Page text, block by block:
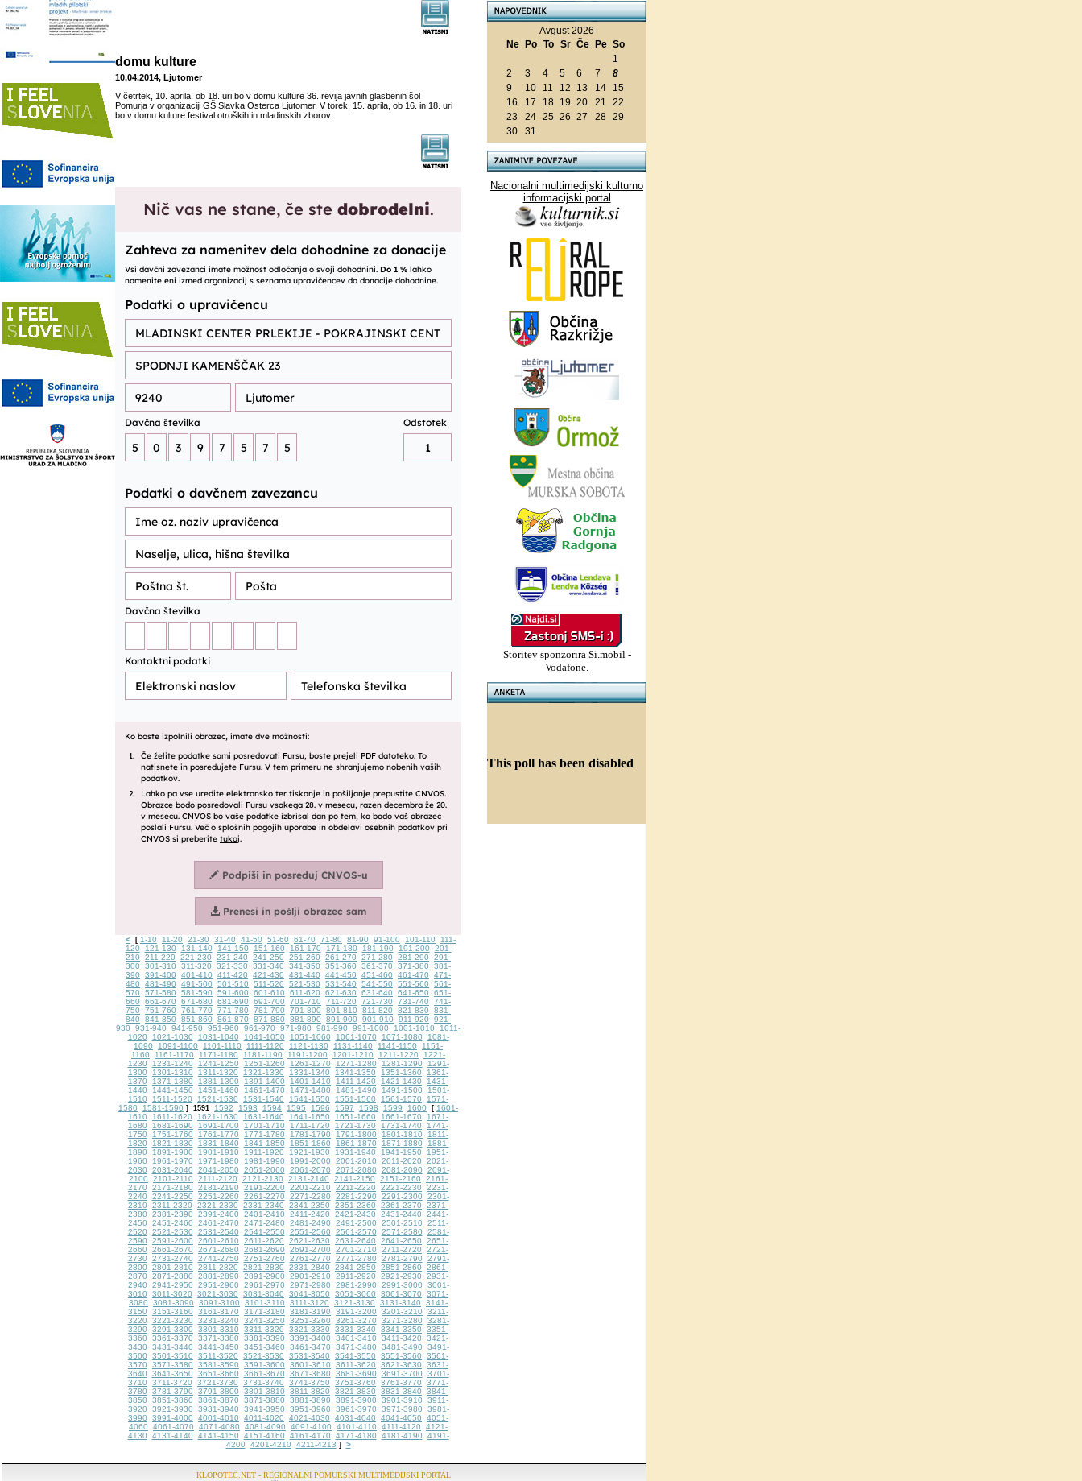
domu kulture
10.04.2014, Ljutomer
V četrtek, 10. aprila, ob 18. uri bo v domu kulture 36. revija javnih glasbenih šol
Pomurja v organizaciji GŠ Slavka Osterca Ljutomer. V torek, 15. aprila, ob 16. in 18. uri
bo v domu kulture festival otroških in mladinskih zborov.
< [ 1-10 11-20 21-30 31-40 41-50 51-60 61-70 71-80 81-90 91-100 101-110
111-
120
121-130 131-140 141-150 151-160 161-170 171-180 181-190 191-200
201-
210
211-220 221-230 231-240 241-250 251-260 261-270 271-280 281-290
291-
300
301-310 311-320 321-330 331-340 341-350 351-360 361-370 371-380
381-
390
391-400 401-410 411-420 421-430 431-440 441-450 451-460 461-470
471-
480
481-490 491-500 501-510 511-520 521-530 531-540 541-550 551-560
561-
570
571-580 581-590 591-600 601-610 611-620 621-630 631-640 641-650
651-
660
661-670 671-680 681-690 691-700 701-710 711-720 721-730 731-740
741-
750
751-760 761-770 771-780 781-790 791-800 801-810 811-820 821-830
831-
840
841-850 851-860 861-870 871-880 881-890 891-900 901-910 911-920
921-
930
931-940 941-950 951-960 961-970 971-980 981-990 991-1000 1001-1010
1011-
1020
1021-1030 1031-1040 1041-1050 1051-1060 1061-1070 1071-1080
1081-
1090
1091-1100 1101-1110 1111-1120 1121-1130 1131-1140 1141-1150
1151-
1160
1161-1170 1171-1180 1181-1190 1191-1200 1201-1210 1211-1220
1221-
1230
1231-1240 1241-1250 1251-1260 1261-1270 1271-1280 1281-1290
1291-
1300
1301-1310 1311-1320 1321-1330 1331-1340 1341-1350 1351-1360
1361-
1370
1371-1380 1381-1390 1391-1400 1401-1410 1411-1420 1421-1430
1431-
1440
1441-1450 1451-1460 1461-1470 1471-1480 1481-1490 1491-1500
1501-
1510
1511-1520 1521-1530 1531-1540 1541-1550 1551-1560 1561-1570
1571-
1580
1581-1590 ] 1591 1592 1593 1594 1595 1596 1597 1598 1599 1600 [ 1601-
1610
1611-1620 1621-1630 1631-1640 1641-1650 1651-1660 1661-1670
1671-
1680
1681-1690 1691-1700 1701-1710 1711-1720 1721-1730 1731-1740
1741-
1750
1751-1760 1761-1770 1771-1780 1781-1790 1791-1800 1801-1810
1811-
1820
1821-1830 1831-1840 1841-1850 1851-1860 1861-1870 1871-1880
1881-
1890
1891-1900 1901-1910 1911-1920 1921-1930 1931-1940 1941-1950
1951-
1960
1961-1970 1971-1980 1981-1990 1991-2000 2001-2010 2011-2020
2021-
2030
2031-2040 2041-2050 2051-2060 2061-2070 2071-2080 2081-2090
2091-
2100
2101-2110 2111-2120 2121-2130 2131-2140 2141-2150 2151-2160
2161-
2170
2171-2180 2181-2190 2191-2200 2201-2210 2211-2220 2221-2230
2231-
2240
2241-2250 2251-2260 2261-2270 2271-2280 2281-2290 2291-2300
2301-
2310
2311-2320 2321-2330 2331-2340 2341-2350 2351-2360 2361-2370
2371-
2380
2381-2390 2391-2400 2401-2410 2411-2420 2421-2430 2431-2440
2441-
2450
2451-2460 2461-2470 2471-2480 2481-2490 2491-2500 2501-2510
2511-
2520
2521-2530 2531-2540 2541-2550 2551-2560 2561-2570 2571-2580
2581-
2590
2591-2600 2601-2610 2611-2620 2621-2630 2631-2640 2641-2650
2651-
2660
2661-2670 2671-2680 2681-2690 2691-2700 2701-2710 2711-2720
2721-
2730
2731-2740 2741-2750 2751-2760 2761-2770 2771-2780 2781-2790
2791-
2800
2801-2810 2811-2820 2821-2830 2831-2840 2841-2850 2851-2860
2861-
2870
2871-2880 2881-2890 2891-2900 2901-2910 2911-2920 2921-2930
2931-
2940
2941-2950 2951-2960 2961-2970 2971-2980 2981-2990 2991-3000
3001-
3010
3011-3020 3021-3030 3031-3040 3041-3050 3051-3060 3061-3070
3071-
3080
3081-3090 3091-3100 3101-3110 3111-3120 3121-3130 3131-3140
3141-
3150
3151-3160 3161-3170 3171-3180 3181-3190 3191-3200 3201-3210
3211-
3220
3221-3230 3231-3240 3241-3250 3251-3260 3261-3270 3271-3280
3281-
3290
3291-3300 3301-3310 3311-3320 3321-3330 3331-3340 3341-3350
3351-
3360
3361-3370 3371-3380 3381-3390 3391-3400 3401-3410 3411-3420
3421-
3430
3431-3440 3441-3450 3451-3460 3461-3470 3471-3480 3481-3490
3491-
3500
3501-3510 3511-3520 3521-3530 3531-3540 3541-3550 3551-3560
3561-
3570
3571-3580 3581-3590 3591-3600 3601-3610 3611-3620 3621-3630
3631-
3640
3641-3650 3651-3660 3661-3670 3671-3680 3681-3690 3691-3700
3701-
3710
3711-3720 3721-3730 3731-3740 3741-3750 3751-3760 3761-3770
3771-
3780
3781-3790 3791-3800 3801-3810 3811-3820 3821-3830 3831-3840
3841-
3850
3851-3860 3861-3870 3871-3880 3881-3890 3891-3900 3901-3910
3911-
3920
3921-3930 3931-3940 3941-3950 3951-3960 3961-3970 3971-3980
3981-
3990
3991-4000 4001-4010 4011-4020 4021-4030 4031-4040 4041-4050
4051-
4060
4061-4070 4071-4080 4081-4090 4091-4100 4101-4110 4111-4120
4121-
4130
4131-4140 4141-4150 4151-4160 4161-4170 4171-4180 4181-4190
4191-
4200
4201-4210 4211-4213 ] >
Avgust 2026
Ne
Po To Sr Če Pe So
1
2
3 4 5 6 7
8
9
10 11 12 13 14
15
16
17 18 19 20 21
22
23
24 25 26 27 28 29
30
31
Nacionalni multimedijski kulturno
informacijski portal
Storitev sponzorira Si.mobil -
Vodafone.
This poll has been disabled
KLOPOTEC.NET - REGIONALNI POMURSKI MULTIMEDIJSKI PORTAL